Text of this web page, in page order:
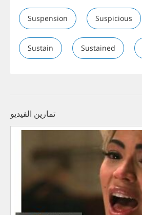
Suspension Suspicious
Sustain Sustained
تمارين الفيديو